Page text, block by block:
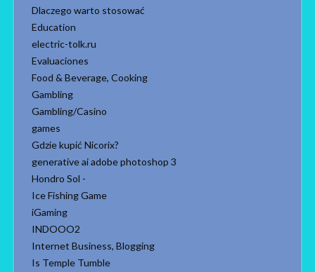
Dlaczego warto stosować
Education
electric-tolk.ru
Evaluaciones
Food & Beverage, Cooking
Gambling
Gambling/Casino
games
Gdzie kupić Nicorix?
generative ai adobe photoshop 3
Hondro Sol -
Ice Fishing Game
iGaming
INDOOO2
Internet Business, Blogging
Is Temple Tumble